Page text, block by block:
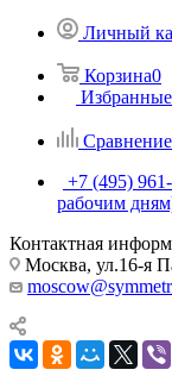
Личный
Корзина0
+7 (495)
рабочим
Контактная
Москва, ул.16-я